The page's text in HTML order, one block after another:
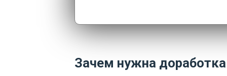
Зачем нужна доработка